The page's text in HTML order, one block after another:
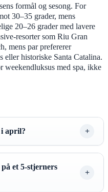
formål og sesong. For
30–35 grader, mens
20–26 grader med lavere
resorter som Riu Gran
mens par prefererer
eller historiske Santa Catalina.
weekendluksus med spa, ikke
april?
et 5-stjerners